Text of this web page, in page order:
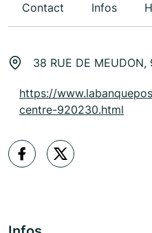
Contact Infos
38 RUE DE
https://
centre-920230.html